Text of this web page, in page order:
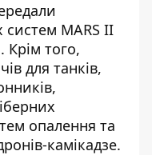
MARS II
Крім того,
для танків,
опалення та
камікадзе.